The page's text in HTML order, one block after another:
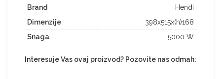
Brand
Hendi
Dimenzije
398x515x(h)168
Snaga
5000 W
Interesuje Vas ovaj proizvod? Pozovite nas odmah: